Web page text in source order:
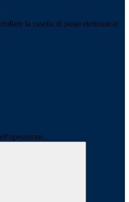
la casella di posta elettronica!